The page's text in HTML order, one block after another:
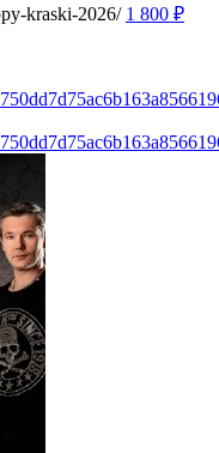
kraski-2026/ 1 800 ₽